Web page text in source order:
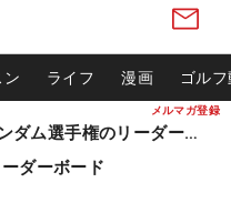
メルマガ登録
ン ライフ 漫画 ゴル
松山英樹ら出場 ウィンダム選手権のリーダーボード
ダーボード